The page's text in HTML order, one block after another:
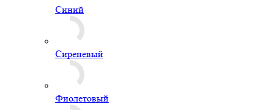
Градиент
Золотой